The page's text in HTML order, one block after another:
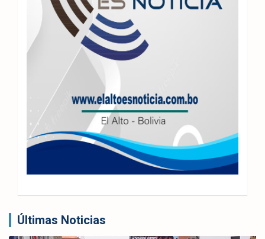
Últimas Noticias